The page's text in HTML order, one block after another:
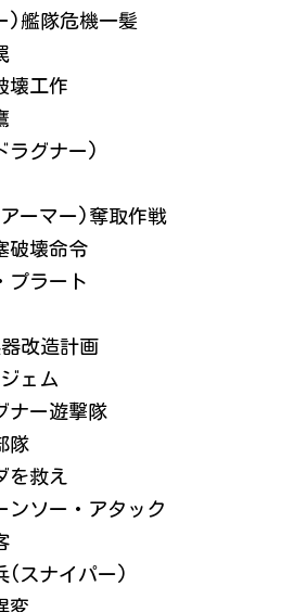
)艦隊危機一髪
壊工作
ラグナー)
ーマー)奪取作戦
破壊命令
プラート
改造計画
ェム
ナー遊撃隊
隊
を救え
ンソー・アタック
(スナイパー)
変